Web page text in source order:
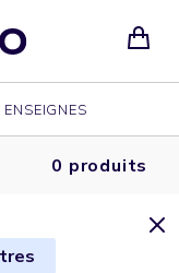
ENSEIGNES
0 produits